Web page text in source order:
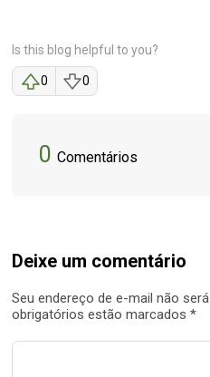
Is this blog helpful to you?
0 0
0 Comentários
Deixe um comentário
Seu endereço de e-mail não
obrigatórios estão marcados *